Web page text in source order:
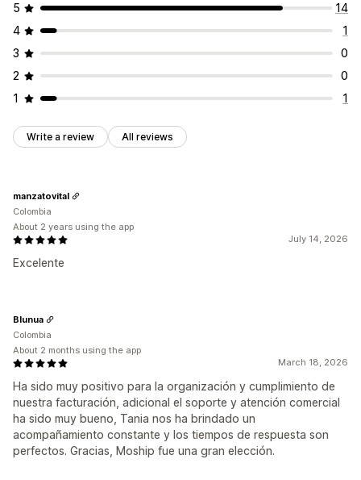
5
14
4
1
3
0
2
0
1
1
Write a review All reviews
July 14, 2026
Excelente
manzatovital
Colombia
About 2 years using the app
March 18, 2026
Ha sido muy positivo para la organización y cumplimiento de
nuestra facturación, adicional el soporte y atención comercial
ha sido muy bueno, Tania nos ha brindado un
acompañamiento constante y los tiempos de respuesta son
perfectos. Gracias, Moship fue una gran elección.
Blunua
Colombia
About 2 months using the app